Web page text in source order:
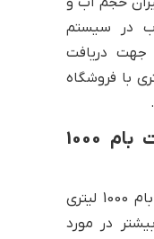
در سیستم
جهت دریافت
لیتری با فروشگاه
خرید منبع انبساط پشت بام 1000
برای خرید منبع انبساط پشت بام 1000 لیتری
در مورد